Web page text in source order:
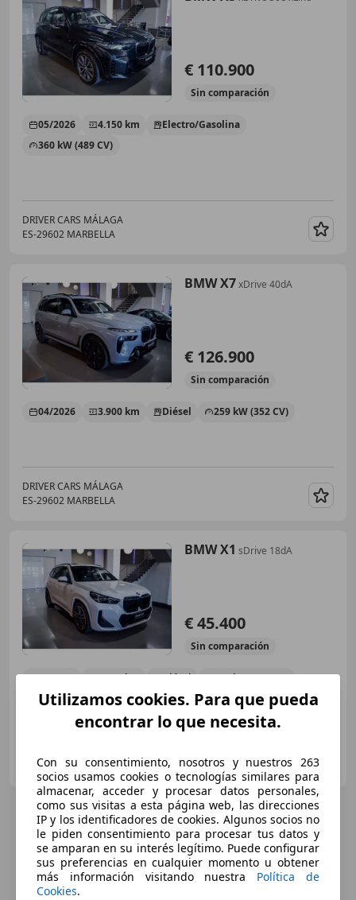
€ 110.900
Sin comparación
05/2026 4.150 km
Electro/Gasolina
360 kW (489 CV)
DRIVER CARS MÁLAGA
ES-29602 MARBELLA
BMW X7xDrive 40dA
€ 126.900
Sin comparación
04/2026 3.900 km Diésel 259 kW (352 CV)
DRIVER CARS MÁLAGA
ES-29602 MARBELLA
BMW X1 sDrive 18dA
€ 45.400
Sin comparación
10/2025 4.700 km Diésel 110 kW (150 CV)
ES-28805 ALCALÁ DE HENARES
Utilizamos cookies. Para que pueda
encontrar lo que necesita.
Con su consentimiento, nosotros y nuestros 263
socios usamos cookies o tecnologías similares para
almacenar, acceder y procesar datos personales,
como sus visitas a esta página web, las direcciones
IP y los identificadores de cookies. Algunos socios no
le piden consentimiento para procesar tus datos y
se amparan en su interés legítimo. Puede configurar
sus preferencias en cualquier momento u obtener
más información visitando nuestra Política de
Cookies.